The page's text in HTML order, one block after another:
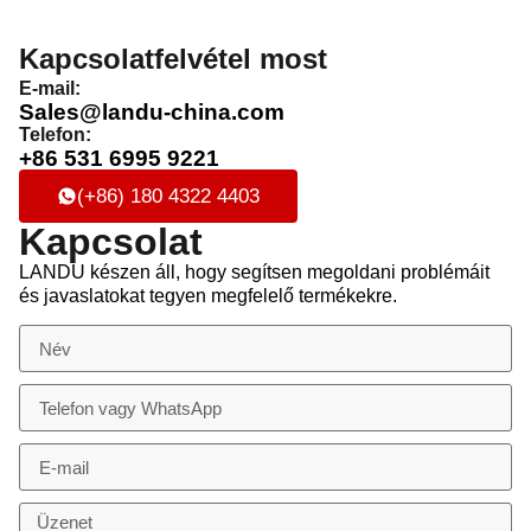
Kapcsolatfelvétel most
E-mail:
Sales@landu-china.com
Telefon:
+86 531 6995 9221
(+86) 180 4322 4403
Kapcsolat
LANDU készen áll, hogy segítsen megoldani problémáit
és javaslatokat tegyen megfelelő termékekre.